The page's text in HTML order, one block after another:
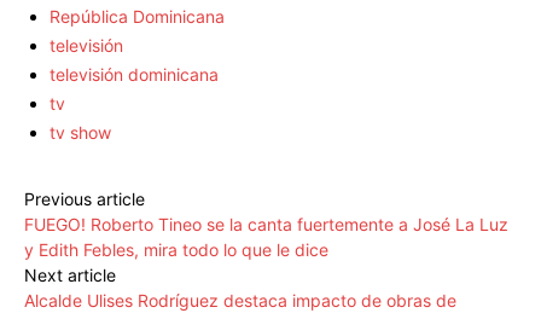
República Dominicana
televisión
televisión dominicana
tv
tv show
Previous article
FUEGO! Roberto Tineo se la canta fuertemente a José La Luz
y Edith Febles, mira todo lo que le dice
Next article
Alcalde Ulises Rodríguez destaca impacto de obras de